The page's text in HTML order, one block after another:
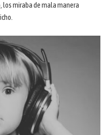
los miraba de mala manera